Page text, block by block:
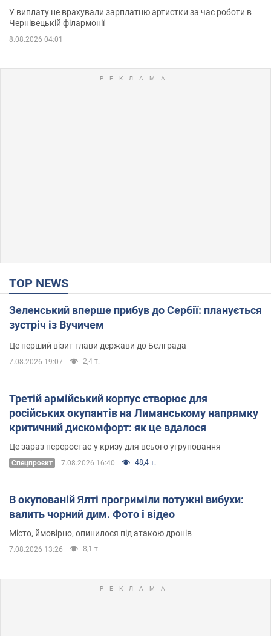
У виплату не врахували зарплатню артистки за час роботи в
Чернівецькій філармонії
8.08.2026 04:01
TOP NEWS
Зеленський вперше прибув до Сербії: планується
зустріч із Вучичем
Це перший візит глави держави до Бєлграда
7.08.2026 19:07 2,4 т.
Третій армійський корпус створює для
російських окупантів на Лиманському напрямку
критичний дискомфорт: як це вдалося
Це зараз переростає у кризу для всього угруповання
Cпецпроєкт 7.08.2026 16:40 48,4 т.
В окупованій Ялті прогриміли потужні вибухи:
валить чорний дим. Фото і відео
Місто, ймовірно, опинилося під атакою дронів
7.08.2026 13:26 8,1 т.